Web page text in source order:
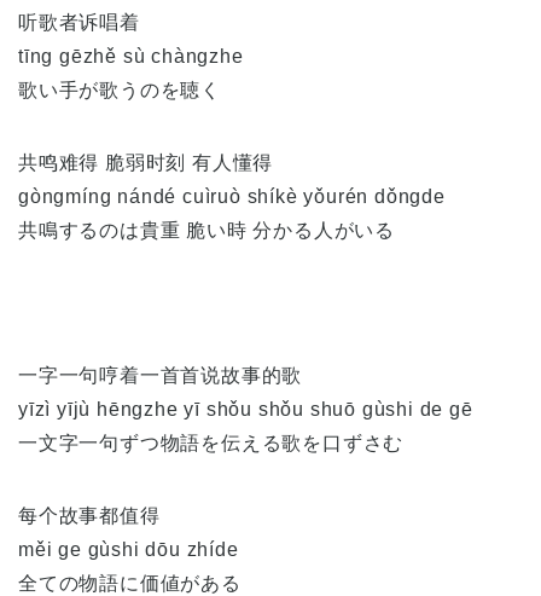
听歌者诉唱着
tīng gēzhě sù chàngzhe
歌い手が歌うのを聴く
共鸣难得 脆弱时刻 有人懂得
gòngmíng nándé cuìruò shíkè yǒurén dǒngde
共鳴するのは貴重 脆い時 分かる人がいる
一字一句哼着一首首说故事的歌
yīzì yījù hēngzhe yī shǒu shǒu shuō gùshi de gē
一文字一句ずつ物語を伝える歌を口ずさむ
每个故事都值得
měi ge gùshi dōu zhíde
全ての物語に価値がある